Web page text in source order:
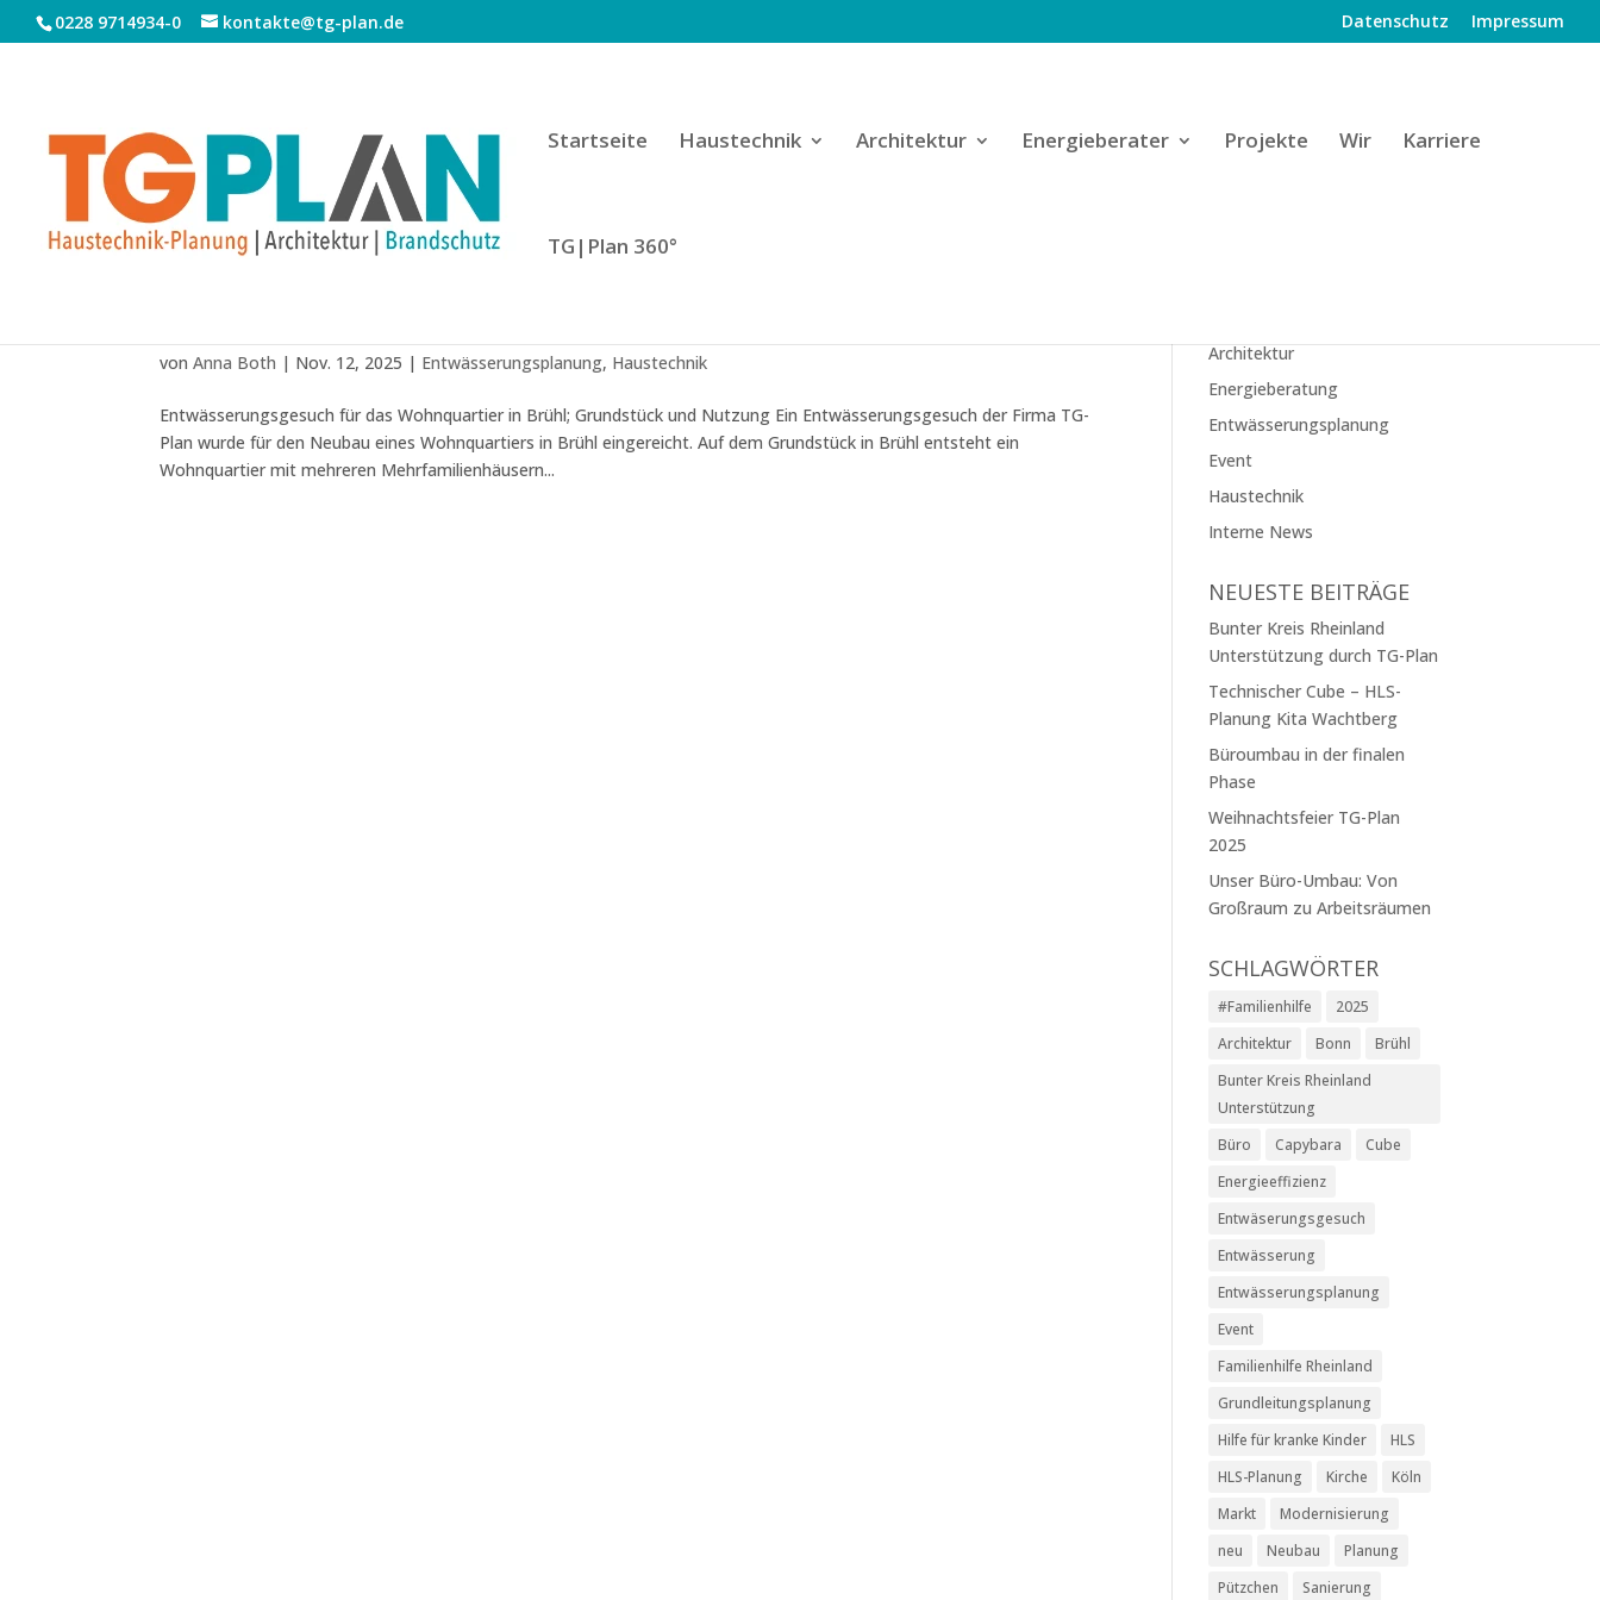
0228 9714934-0 kontakte@tg-plan.de Datenschutz Impressum
Startseite Haustechnik Architektur Energieberater Projekte Wir Karriere
TG|Plan 360°
vonAnna Both | Nov. 12, 2025 | Entwässerungsplanung, Haustechnik
Entwässerungsgesuch für das Wohnquartier in Brühl; Grundstück und Nutzung Ein Entwässerungsgesuch der Firma TG-
Plan wurde für den Neubau eines Wohnquartiers in Brühl eingereicht. Auf dem Grundstück in Brühl entsteht ein
Wohnquartier mit mehreren Mehrfamilienhäusern...
Architektur
Energieberatung
Entwässerungsplanung
Event
Haustechnik
Interne News
NEUESTE BEITRÄGE
Bunter Kreis Rheinland
Unterstützung durch TG-Plan
Technischer Cube – HLS-
Planung Kita Wachtberg
Büroumbau in der finalen
Phase
Weihnachtsfeier TG-Plan
2025
Unser Büro-Umbau: Von
Großraum zu Arbeitsräumen
SCHLAGWÖRTER
#Familienhilfe
2025
Architektur
Bonn
Brühl
Bunter Kreis Rheinland
Unterstützung
Büro
Capybara
Cube
Energieeffizienz
Entwäserungsgesuch
Entwässerung
Entwässerungsplanung
Event
Familienhilfe Rheinland
Grundleitungsplanung
Hilfe für kranke Kinder
HLS
HLS-Planung
Kirche
Köln
Markt
Modernisierung
neu
Neubau
Planung
Pützchen
Sanierung